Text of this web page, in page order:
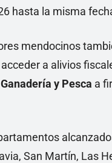
hasta la misma
mendocinos
a alivios
y Pesca a
San Martín, Las